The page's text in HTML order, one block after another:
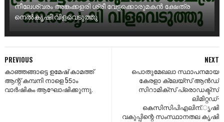
നീലേശ്വരം അങ്കക്കളരി ശ്രീ വേട്ടക്കൊരുമകൻ ക്ഷേത്ര
നെൽകൃഷി വിളവെടുത്തു
NEXT
പൊതുമേഖലാ സ്ഥാപനമായ
കേരളാ ക്ലേയ്‌സ്‌ ആന്‍ഡ്‌
സിറാമിക്‌സ്‌ പ്രൊഡക്ട്‌സ്‌
ലിമിറ്റഡ്‌-
കെസിസിപിഎലിന്‌.ൃഷി
വകുപ്പിന്റെ സംസ്ഥാനതല കൃഷി
PREVIOUS
കാഞ്ഞങ്ങാട്ടെ ഉമേഷ് കാമത്ത്
ആന്റ് കമ്പനി നാളെ 55ാം
വാർഷികം ആഘോഷിക്കുന്നു.